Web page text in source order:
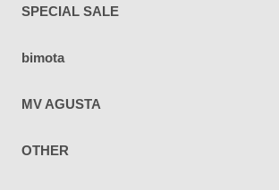
SPECIAL SALE
bimota
MV AGUSTA
OTHER